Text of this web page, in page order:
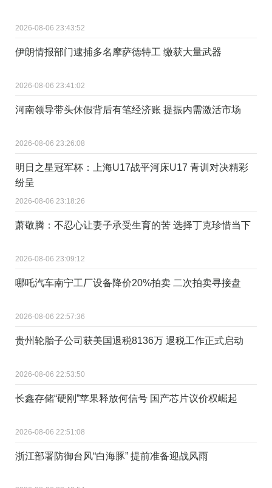
2026-08-06 23:43:52
伊朗情报部门逮捕多名摩萨德特工 缴获大量武器
2026-08-06 23:41:02
河南领导带头休假背后有笔经济账 提振内需激活市场
2026-08-06 23:26:08
明日之星冠军杯：上海U17战平河床U17 青训对决精彩
纷呈
2026-08-06 23:18:26
萧敬腾：不忍心让妻子承受生育的苦 选择丁克珍惜当下
2026-08-06 23:09:12
哪吒汽车南宁工厂设备降价20%拍卖 二次拍卖寻接盘
2026-08-06 22:57:36
贵州轮胎子公司获美国退税8136万 退税工作正式启动
2026-08-06 22:53:50
长鑫存储“硬刚”苹果释放何信号 国产芯片议价权崛起
2026-08-06 22:51:08
浙江部署防御台风“白海豚” 提前准备迎战风雨